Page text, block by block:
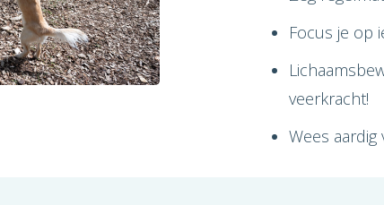
Focus je op
veerkracht!
Wees aardig